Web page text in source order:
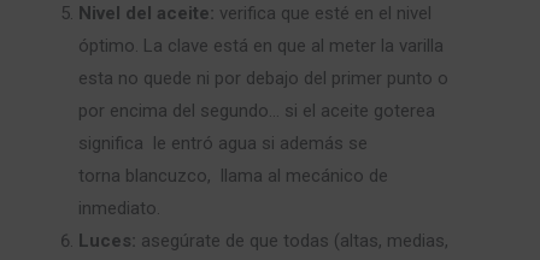
Nivel del aceite: verifica que esté en el nivel
óptimo. La clave está en que al meter la varilla
esta no quede ni por debajo del primer punto o
por encima del segundo… si el aceite goterea
significa le entró agua si además se
torna blancuzco, llama al mecánico de
inmediato.
Luces: asegúrate de que todas (altas, medias,